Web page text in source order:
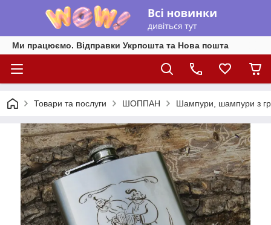
Ми працюємо. Відправки Укрпошта та Нова пошта
Товари та послуги ШОППАН Шампури, шампури з